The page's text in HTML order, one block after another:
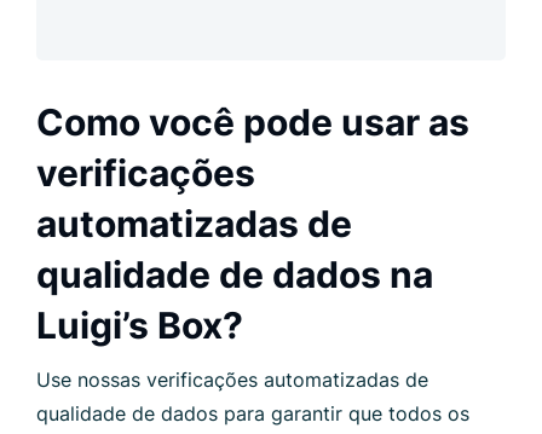
Como você pode usar as
verificações
automatizadas de
qualidade de dados na
Luigi’s Box?
Use nossas verificações automatizadas de
qualidade de dados para garantir que todos os